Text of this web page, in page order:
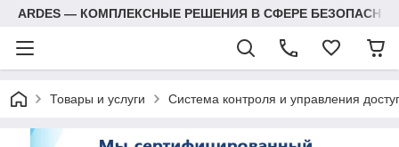
ARDES — КОМПЛЕКСНЫЕ РЕШЕНИЯ В СФЕРЕ
Товары и услуги Система контроля и управления